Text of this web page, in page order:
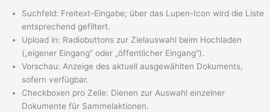
Suchfeld: Freitext-Eingabe; über das Lupen-Icon wird die Liste
entsprechend gefiltert.
Upload in: Radiobuttons zur Zielauswahl beim Hochladen
(„eigener Eingang“ oder „öffentlicher Eingang“).
Vorschau: Anzeige des aktuell ausgewählten Dokuments,
sofern verfügbar.
Checkboxen pro Zeile: Dienen zur Auswahl einzelner
Dokumente für Sammelaktionen.